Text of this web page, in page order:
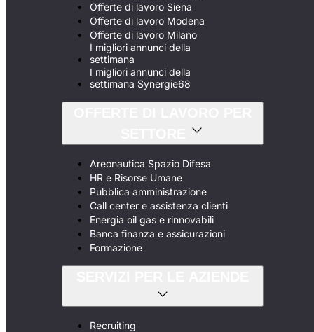
Offerte di lavoro Siena
Offerte di lavoro Modena
Offerte di lavoro Milano
I migliori annunci della
settimana
I migliori annunci della
settimana Synergie68
Areonautica Spazio Difesa
HR e Risorse Umane
Pubblica amministrazione
Call center e assistenza clienti
Energia oil gas e rinnovabili
Banca finanza e assicurazioni
Formazione
Recruiting